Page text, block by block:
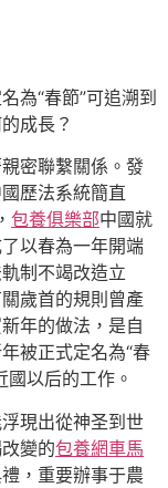
為“春節”可追溯到
成長？
密聯繫關係。發
歷法系統簡直
包養俱樂部中國就
以春為一年開端
制不竭改造立
歲首的規則曾產
年的做法，是自
被正式定名為“春
國以后的工作。
現出從神圣到世
變的包養網車馬
，重要辦事于農